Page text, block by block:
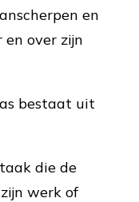
en
over zijn
bestaat uit
die de
werk of